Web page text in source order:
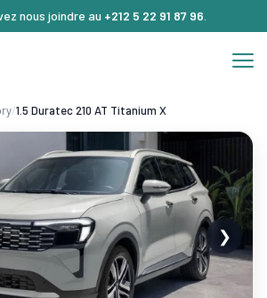
nous joindre au +212 5 22 91 87 96
/1.5 Duratec 210 AT Titanium X
❯